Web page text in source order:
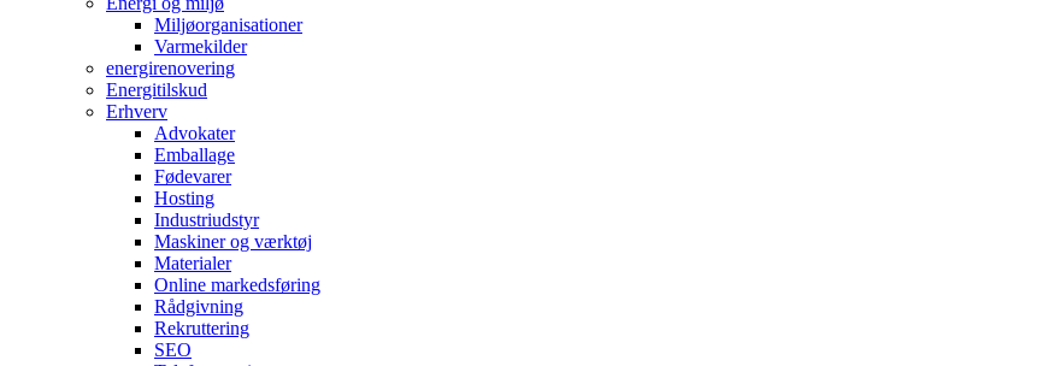
Miljøorganisationer
Varmekilder
energirenovering
Energitilskud
Erhverv
Advokater
Emballage
Fødevarer
Hosting
Industriudstyr
Maskiner og værktøj
Materialer
Online markedsføring
Rådgivning
Rekruttering
SEO